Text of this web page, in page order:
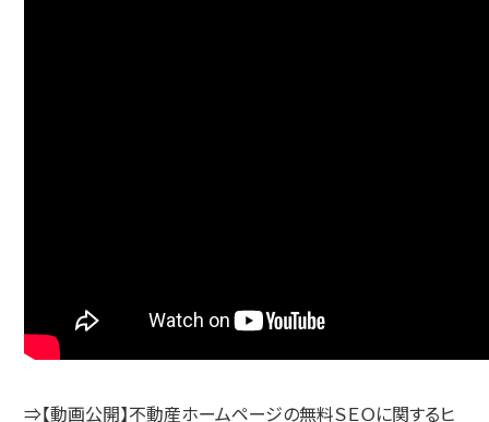
⇒【動画公開】不動産ホームページの無料ＳＥＯに関するヒ